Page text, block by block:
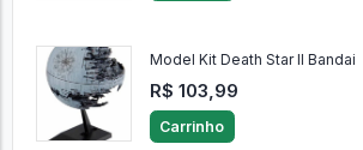
Model Kit Death Star II Bandai
R$ 103,99
Carrinho